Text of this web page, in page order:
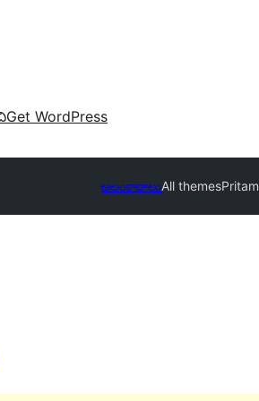
Get WordPress
అలంకారాలుAll themesPritam